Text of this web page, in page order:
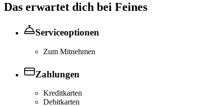
Das erwartet dich bei Feines
Serviceoptionen
Zum Mitnehmen
Zahlungen
Kreditkarten
Debitkarten